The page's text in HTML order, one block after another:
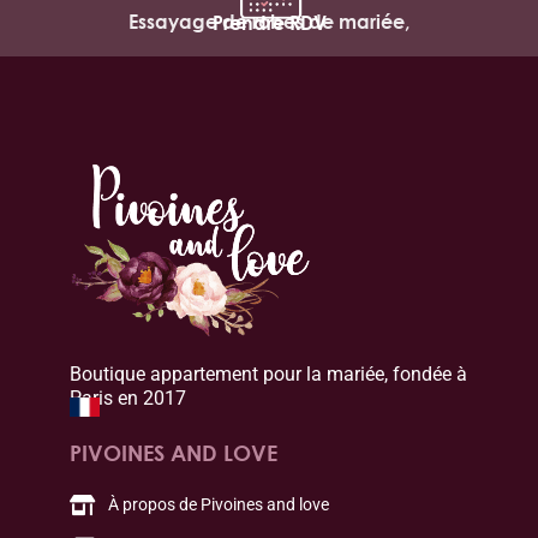
Essayage de robes de mariée,
Prendre RDV
Boutique appartement pour la mariée, fondée à
Paris en 2017
PIVOINES AND LOVE
À propos de Pivoines and love